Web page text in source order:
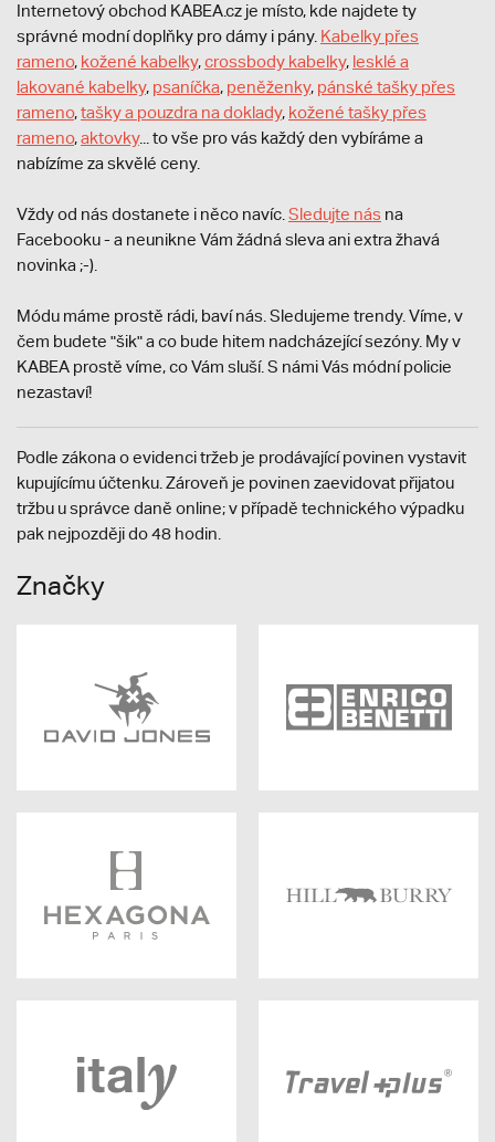
Internetový obchod KABEA.cz je místo, kde najdete ty
správné modní doplňky pro dámy i pány. Kabelky přes
rameno, kožené kabelky,crossbody kabelky, lesklé a
lakované kabelky, psaníčka, peněženky, pánské tašky přes
rameno,tašky a pouzdra na doklady, kožené tašky přes
rameno,aktovky... to vše pro vás každý den vybíráme a
nabízíme za skvělé ceny.
Vždy od nás dostanete i něco navíc. Sledujte nás na
Facebooku - a neunikne Vám žádná sleva ani extra žhavá
novinka ;-).
Módu máme prostě rádi, baví nás. Sledujeme trendy. Víme, v
čem budete "šik" a co bude hitem nadcházející sezóny. My v
KABEA prostě víme, co Vám sluší. S námi Vás módní policie
nezastaví!
Podle zákona o evidenci tržeb je prodávající povinen vystavit
kupujícímu účtenku. Zároveň je povinen zaevidovat přijatou
tržbu u správce daně online; v případě technického výpadku
pak nejpozději do 48 hodin.
Značky